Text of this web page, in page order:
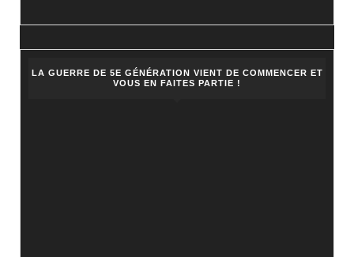
LA GUERRE DE 5E GÉNÉRATION VIENT DE COMMENCER ET
VOUS EN FAITES PARTIE !